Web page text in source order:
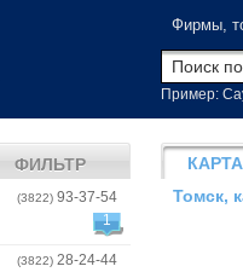
Фирмы,
Пример:
ФИЛЬТР
(3822) 93-37-54
1
(3822) 28-24-44
КАРТА
Томск,